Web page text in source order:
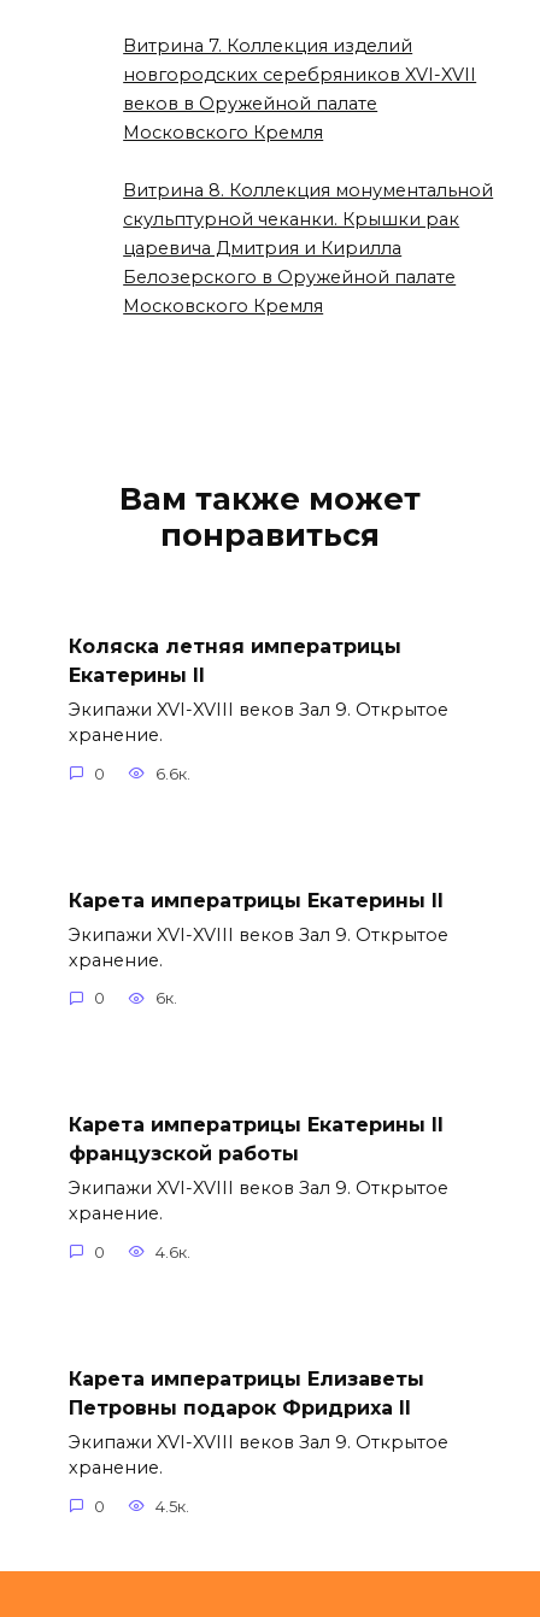
Витрина 7. Коллекция изделий
новгородских серебряников XVI-XVII
веков в Оружейной палате
Московского Кремля
Витрина 8. Коллекция монументальной
скульптурной чеканки. Крышки рак
царевича Дмитрия и Кирилла
Белозерского в Оружейной палате
Московского Кремля
Вам также может
понравиться
Коляска летняя императрицы
Екатерины II
Экипажи XVI-XVIII веков Зал 9. Открытое
хранение.
0 6.6к.
Карета императрицы Екатерины II
Экипажи XVI-XVIII веков Зал 9. Открытое
хранение.
0 6к.
Карета императрицы Екатерины II
французской работы
Экипажи XVI-XVIII веков Зал 9. Открытое
хранение.
0 4.6к.
Карета императрицы Елизаветы
Петровны подарок Фридриха II
Экипажи XVI-XVIII веков Зал 9. Открытое
хранение.
0 4.5к.